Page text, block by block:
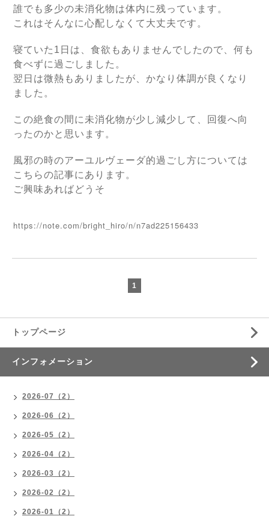
誰でも多少の未消化物は体内に残っています。
これはそんなに心配しなくて大丈夫です。
寝ていた1日は、食欲もありませんでしたので、何も
食べずに過ごしました。
翌日は微熱もありましたが、かなり体調が良くなり
ました。
この絶食の間に未消化物が少し減少して、回復へ向
ったのかと思います。
風邪の時のアーユルヴェーダ的過ごし方については
こちらの記事にあります。
ご興味あればどうそ
https://note.com/bright_hiro/n/n7ad225156433
1
トップページ
インフォメーション
2026-07（2）
2026-06（2）
2026-05（2）
2026-04（2）
2026-03（2）
2026-02（2）
2026-01（2）